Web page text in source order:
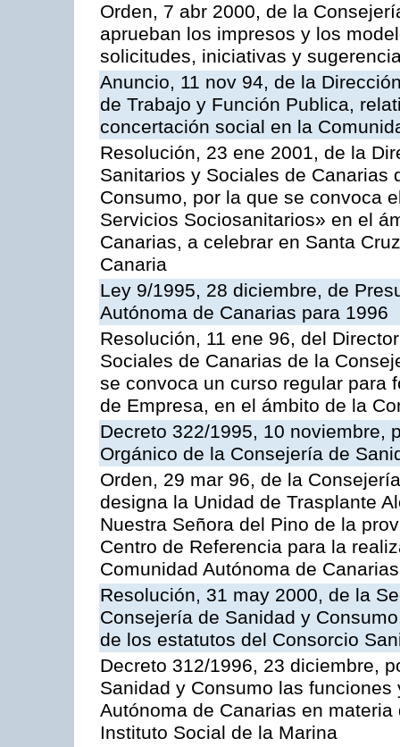
Orden, 7 abr 2000, de la
aprueban los impresos y los
solicitudes, iniciativas y
Anuncio, 11 nov 94, de la
de Trabajo y Función Publica,
concertación social en la
Resolución, 23 ene 2001, de la
Sanitarios y Sociales de Canarias
Consumo, por la que se convoca
Servicios Sociosanitarios» en el
Canarias, a celebrar en Santa
Canaria
Ley 9/1995, 28 diciembre, de
Autónoma de Canarias para 1996
Resolución, 11 ene 96, del
Sociales de Canarias de la
se convoca un curso regular para
de Empresa, en el ámbito de la
Decreto 322/1995, 10 noviembre,
Orgánico de la Consejería de
Orden, 29 mar 96, de la
designa la Unidad de Trasplante
Nuestra Señora del Pino de la
Centro de Referencia para la
Comunidad Autónoma de Canarias
Resolución, 31 may 2000, de la
Consejería de Sanidad y
de los estatutos del Consorcio
Decreto 312/1996, 23 diciembre,
Sanidad y Consumo las
Autónoma de Canarias en
Instituto Social de la Marina